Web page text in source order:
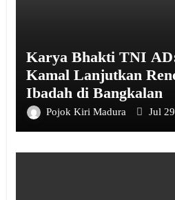
Karya Bhakti TNI
Kamal Lanjutkan
Ibadah di Bangkalan
Pojok Kiri Madura Jul